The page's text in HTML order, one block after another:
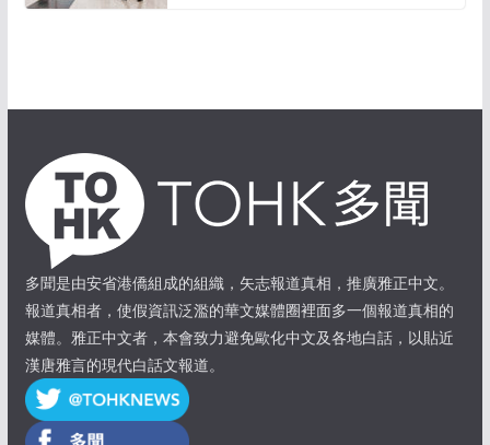
多聞是由安省港僑組成的組織，矢志報道真相，推廣雅正中文。
報道真相者，使假資訊泛濫的華文媒體圈裡面多一個報道真相的
媒體。雅正中文者，本會致力避免歐化中文及各地白話，以貼近
漢唐雅言的現代白話文報道。